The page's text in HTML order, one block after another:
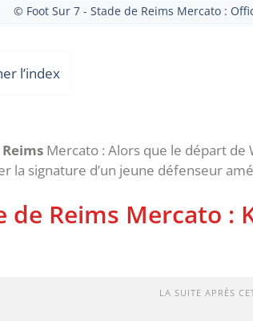
© Foot Sur 7 - Stade de Reims Mercato :
l’index
Mercato : Alors que le départ de
la signature d’un jeune défenseur
de Reims Mercato :
LA SUITE APRÈS